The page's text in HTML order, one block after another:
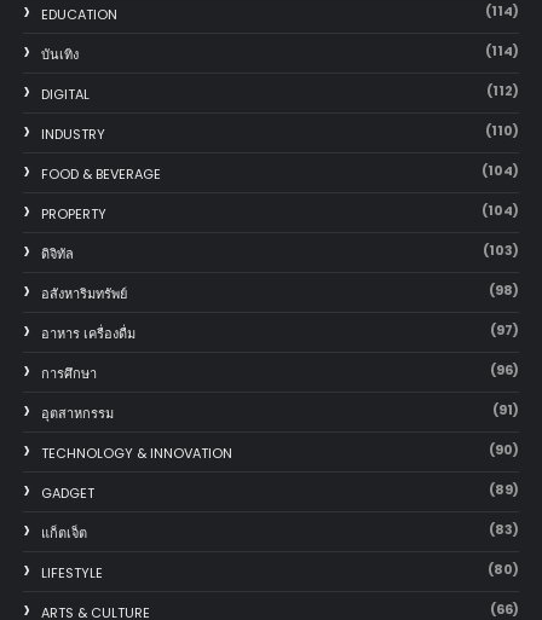
EDUCATION (114)
บันเทิง (114)
DIGITAL (112)
INDUSTRY (110)
FOOD & BEVERAGE (104)
PROPERTY (104)
ดิจิทัล (103)
อสังหาริมทรัพย์ (98)
อาหาร เครื่องดื่ม (97)
การศึกษา (96)
อุตสาหกรรม (91)
TECHNOLOGY & INNOVATION (90)
GADGET (89)
แก็ตเจ็ต (83)
LIFESTYLE (80)
ARTS & CULTURE (66)